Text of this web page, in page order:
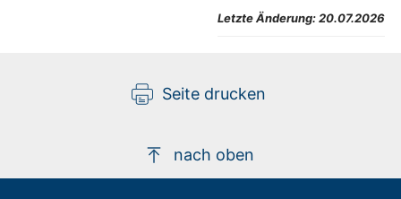
Letzte Änderung:20.07.2026
Seite drucken
nach oben